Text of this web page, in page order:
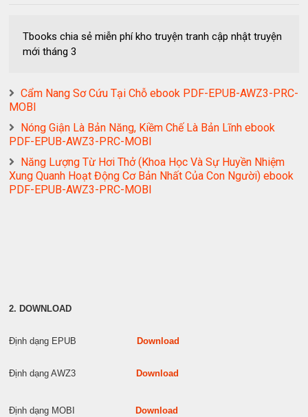
Tbooks chia sẻ miễn phí kho truyện tranh cập nhật truyện
mới tháng 3
Cẩm Nang Sơ Cứu Tại Chỗ ebook PDF-EPUB-AWZ3-PRC-
MOBI
Nóng Giận Là Bản Năng, Kiềm Chế Là Bản Lĩnh ebook
PDF-EPUB-AWZ3-PRC-MOBI
Năng Lượng Từ Hơi Thở (Khoa Học Và Sự Huyền Nhiệm
Xung Quanh Hoạt Động Cơ Bản Nhất Của Con Người) ebook
PDF-EPUB-AWZ3-PRC-MOBI
2. DOWNLOAD
Định dạng EPUB Download
Định dạng AWZ3 Download
Định dạng MOBI Download